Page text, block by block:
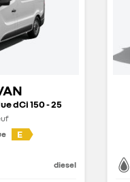
dCi 150 - 25
E
diesel